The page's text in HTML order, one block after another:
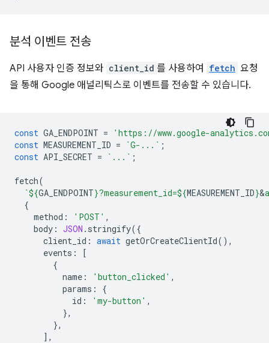
분석 이벤트 전송
API 사용자 인증 정보와 client_id 를 사용하여 fetch 요청
을 통해 Google 애널리틱스로 이벤트를 전송할 수 있습니다.
const GA_ENDPOINT =
'https://www.google-
const MEASUREMENT_ID = `G-...` ;
const API_SECRET = `...` ;
fetch(
`${GA_ENDPOINT}?measurement_id=${MEASUREMENT_ID}&
{
method : 'POST' ,
body : JSON . stringify({
client_id : await getOrCreateClientId(),
events :
[
{
name : 'button_clicked' ,
params :
{
id : 'my-button' ,
},
},
],